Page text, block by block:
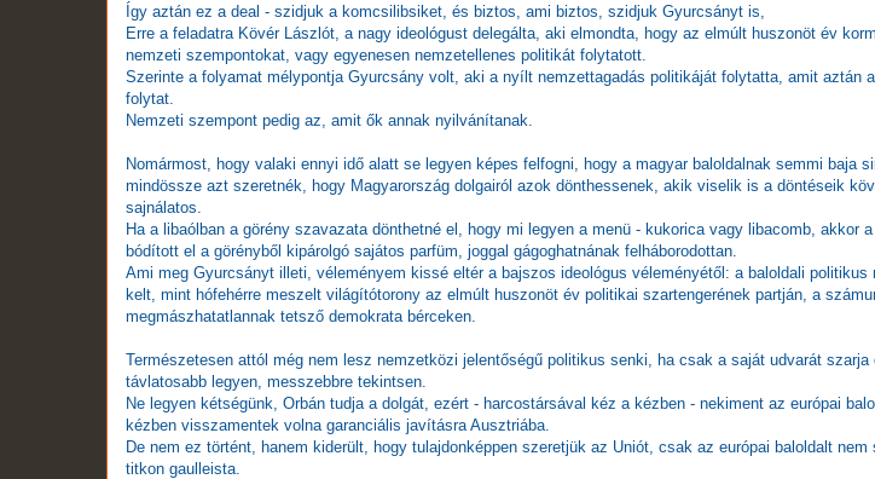
Így aztán ez a deal - szidjuk a komcsilibsiket, és biztos, ami biztos, szidjuk Gyurcsányt is,
Erre a feladatra Kövér Lászlót, a nagy ideológust delegálta, aki elmondta, hogy az elmúlt huszonöt év
nemzeti szempontokat, vagy egyenesen nemzetellenes politikát folytatott.
Szerinte a folyamat mélypontja Gyurcsány volt, aki a nyílt nemzettagadás politikáját folytatta, amit aztán
folytat.
Nemzeti szempont pedig az, amit ők annak nyilvánítanak.
Nomármost, hogy valaki ennyi idő alatt se legyen képes felfogni, hogy a magyar baloldalnak semmi baja
mindössze azt szeretnék, hogy Magyarország dolgairól azok dönthessenek, akik viselik is a döntéseik
sajnálatos.
Ha a libaólban a görény szavazata dönthetné el, hogy mi legyen a menü - kukorica vagy libacomb, akkor
bódított el a görényből kipárolgó sajátos parfüm, joggal gágoghatnának felháborodottan.
Ami meg Gyurcsányt illeti, véleményem kissé eltér a bajszos ideológus véleményétől: a baloldali politikus
kelt, mint hófehérre meszelt világítótorony az elmúlt huszonöt év politikai szartengerének partján, a
megmászhatatlannak tetsző demokrata bérceken.
Természetesen attól még nem lesz nemzetközi jelentőségű politikus senki, ha csak a saját udvarát
távlatosabb legyen, messzebbre tekintsen.
Ne legyen kétségünk, Orbán tudja a dolgát, ezért - harcostársával kéz a kézben - nekiment az európai
kézben visszamentek volna garanciális javításra Ausztriába.
De nem ez történt, hanem kiderült, hogy tulajdonképpen szeretjük az Uniót, csak az európai baloldalt
titkon gaulleista.